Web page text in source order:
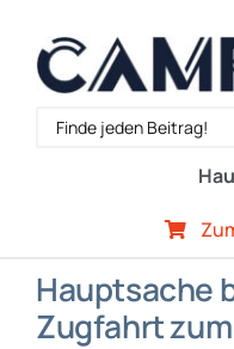
Inhalt
springen
Search
Hauptsache
Zugfahrt